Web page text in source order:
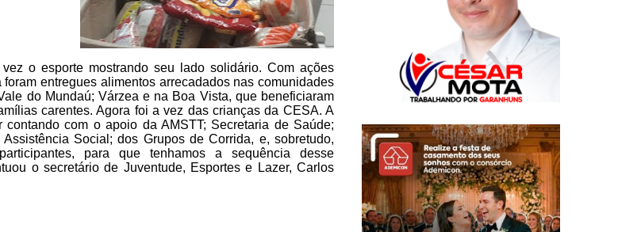
o esporte mostrando seu lado solidário. Com ações
foram entregues alimentosarrecadados nas comunidades
do Mundaú; Várzea e na Boa Vista, que beneficiaram
carentes. Agora foi a vez das crianças da CESA. A
contando com o apoio da AMSTT; Secretaria de Saúde;
Assistência Social; dos Grupos de Corrida, e, sobretudo,
para que tenhamos a sequência desse
osecretário de Juventude, Esportes e Lazer, Carlos